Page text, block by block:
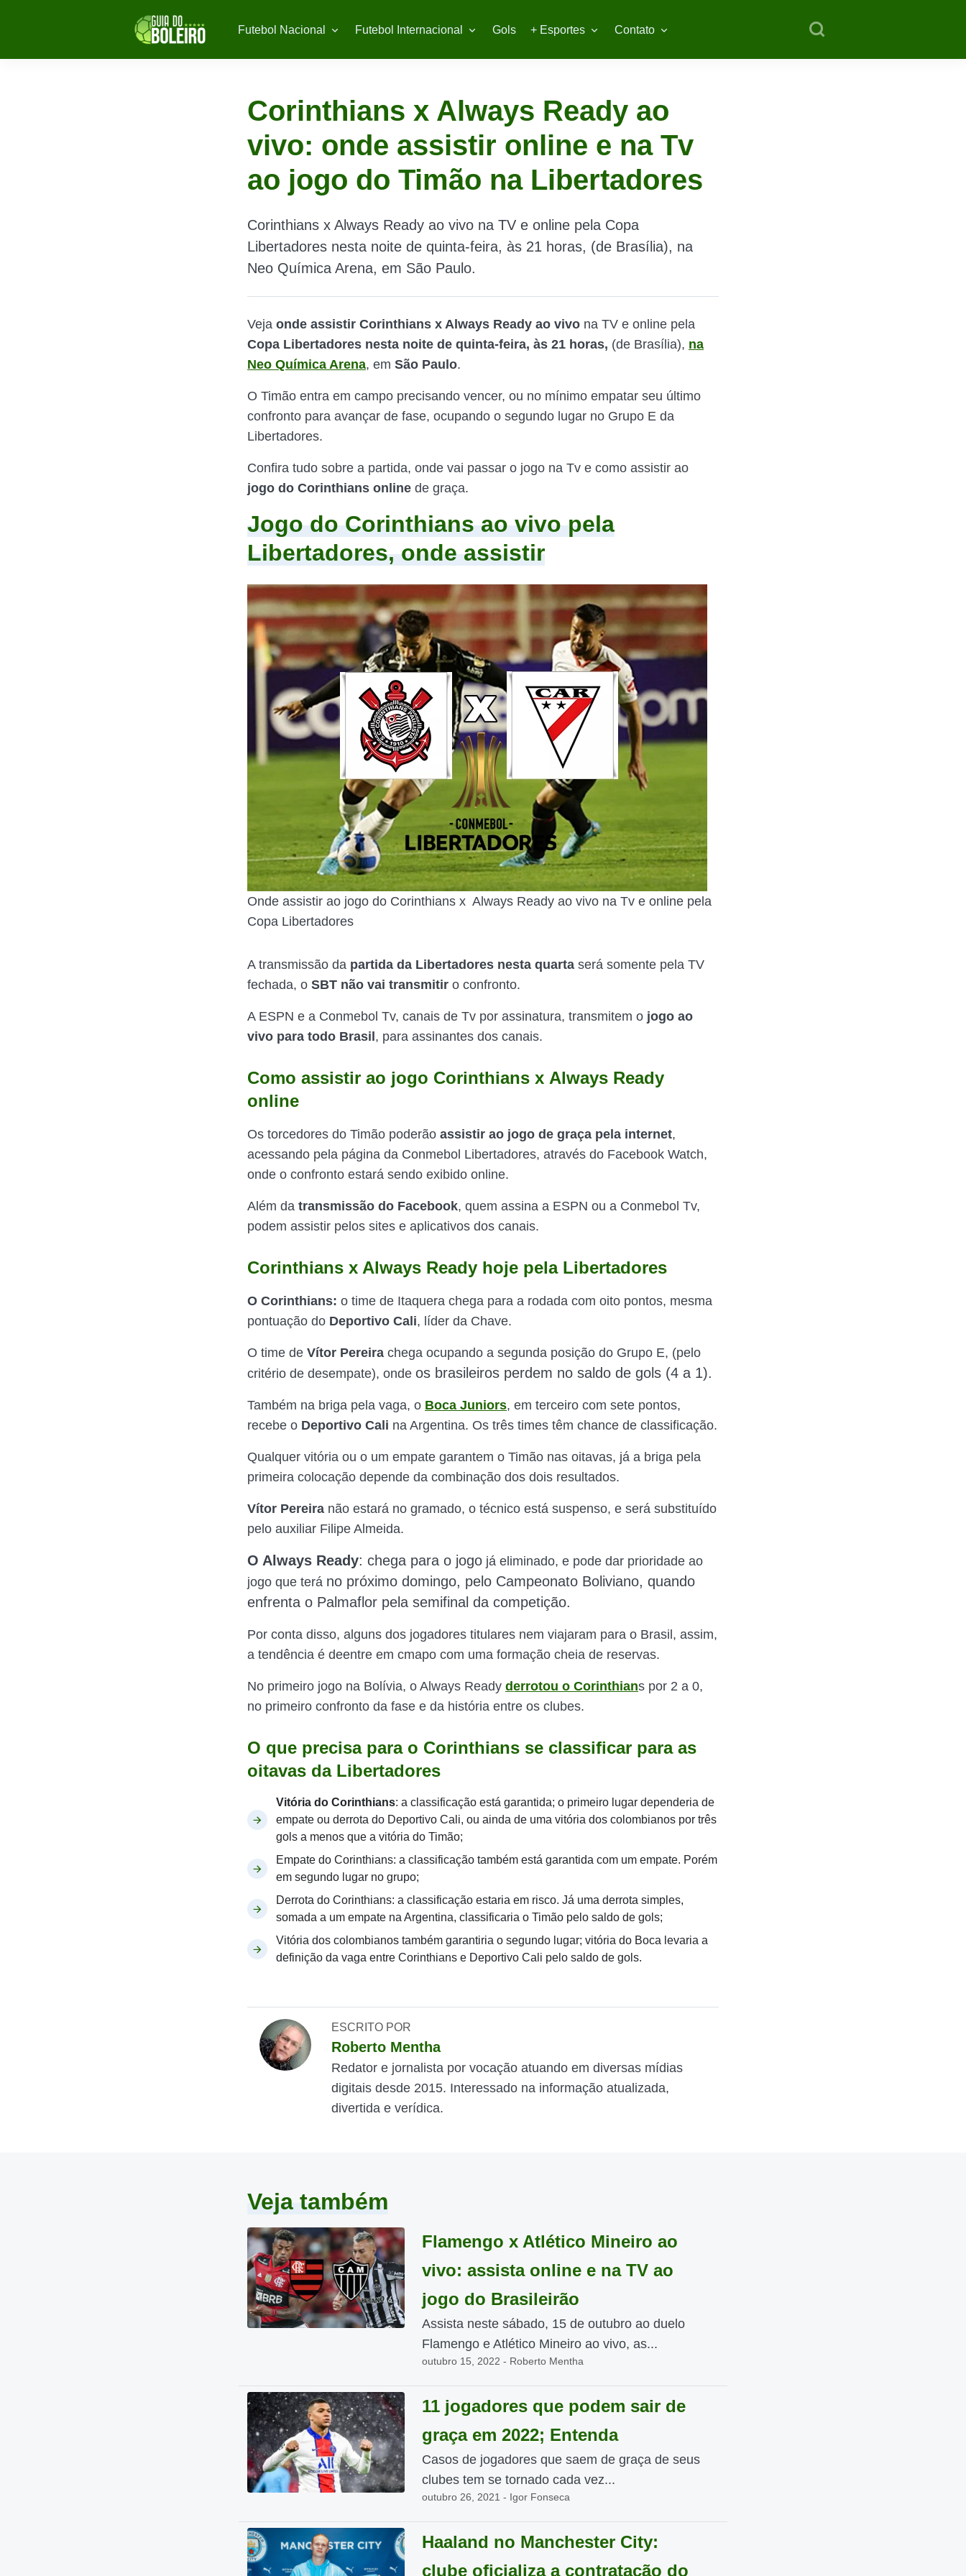
Futebol Nacional Futebol Internacional Gols + Esportes Contato
Corinthians x Always Ready ao
vivo: onde assistir online e na Tv
ao jogo do Timão na Libertadores
Corinthians x Always Ready ao vivo na TV e online pela Copa
Libertadores nesta noite de quinta-feira, às 21 horas, (de Brasília), na
Neo Química Arena, em São Paulo.
Veja onde assistir Corinthians x Always Ready ao vivo na TV e online pela
Copa Libertadores nesta noite de quinta-feira, às 21 horas, (de Brasília), na
Neo Química Arena, em São Paulo.
O Timão entra em campo precisando vencer, ou no mínimo empatar seu último
confronto para avançar de fase, ocupando o segundo lugar no Grupo E da
Libertadores.
Confira tudo sobre a partida, onde vai passar o jogo na Tv e como assistir ao
jogo do Corinthians online de graça.
Jogo do Corinthians ao vivo pela
Libertadores, onde assistir
Onde assistir ao jogo do Corinthians x Always Ready ao vivo na Tv e online pela
Copa Libertadores
A transmissão da partida da Libertadores nesta quarta será somente pela TV
fechada, o SBT não vai transmitir o confronto.
A ESPN e a Conmebol Tv, canais de Tv por assinatura, transmitem o jogo ao
vivo para todo Brasil , para assinantes dos canais.
Como assistir ao jogo Corinthians x Always Ready
online
Os torcedores do Timão poderão assistir ao jogo de graça pela internet,
acessando pela página da Conmebol Libertadores, através do Facebook Watch,
onde o confronto estará sendo exibido online.
Além da transmissão do Facebook, quem assina a ESPN ou a Conmebol Tv,
podem assistir pelos sites e aplicativos dos canais.
Corinthians x Always Ready hoje pela Libertadores
O Corinthians: o time de Itaquera chega para a rodada com oito pontos, mesma
pontuação do Deportivo Cali, líder da Chave.
O time de Vítor Pereira chega ocupando a segunda posição do Grupo E, (pelo
critério de desempate), onde os brasileiros perdem no saldo de gols (4 a 1).
Também na briga pela vaga, o Boca Juniors, em terceiro com sete pontos,
recebe o Deportivo Cali na Argentina. Os três times têm chance de classificação.
Qualquer vitória ou o um empate garantem o Timão nas oitavas, já a briga pela
primeira colocação depende da combinação dos dois resultados.
Vítor Pereira não estará no gramado, o técnico está suspenso, e será substituído
pelo auxiliar Filipe Almeida.
O Always Ready: chega para o jogo já eliminado, e pode dar prioridade ao
jogo que terá no próximo domingo, pelo Campeonato Boliviano, quando
enfrenta o Palmaflor pela semifinal da competição.
Por conta disso, alguns dos jogadores titulares nem viajaram para o Brasil, assim,
a tendência é deentre em cmapo com uma formação cheia de reservas.
No primeiro jogo na Bolívia, o Always Ready derrotou o Corinthians por 2 a 0,
no primeiro confronto da fase e da história entre os clubes.
O que precisa para o Corinthians se classificar para as
oitavas da Libertadores
Vitória do Corinthians: a classificação está garantida; o primeiro lugar dependeria de
empate ou derrota do Deportivo Cali, ou ainda de uma vitória dos colombianos por três
gols a menos que a vitória do Timão;
Empate do Corinthians: a classificação também está garantida com um empate. Porém
em segundo lugar no grupo;
Derrota do Corinthians: a classificação estaria em risco. Já uma derrota simples,
somada a um empate na Argentina, classificaria o Timão pelo saldo de gols;
Vitória dos colombianos também garantiria o segundo lugar; vitória do Boca levaria a
definição da vaga entre Corinthians e Deportivo Cali pelo saldo de gols.
ESCRITO POR
Roberto Mentha
Redator e jornalista por vocação atuando em diversas mídias
digitais desde 2015. Interessado na informação atualizada,
divertida e verídica.
Veja também
Flamengo x Atlético Mineiro ao
vivo: assista online e na TV ao
jogo do Brasileirão
Assista neste sábado, 15 de outubro ao duelo
Flamengo e Atlético Mineiro ao vivo, as...
outubro 15, 2022 - Roberto Mentha
11 jogadores que podem sair de
graça em 2022; Entenda
Casos de jogadores que saem de graça de seus
clubes tem se tornado cada vez...
outubro 26, 2021 - Igor Fonseca
Haaland no Manchester City:
clube oficializa a contratação do